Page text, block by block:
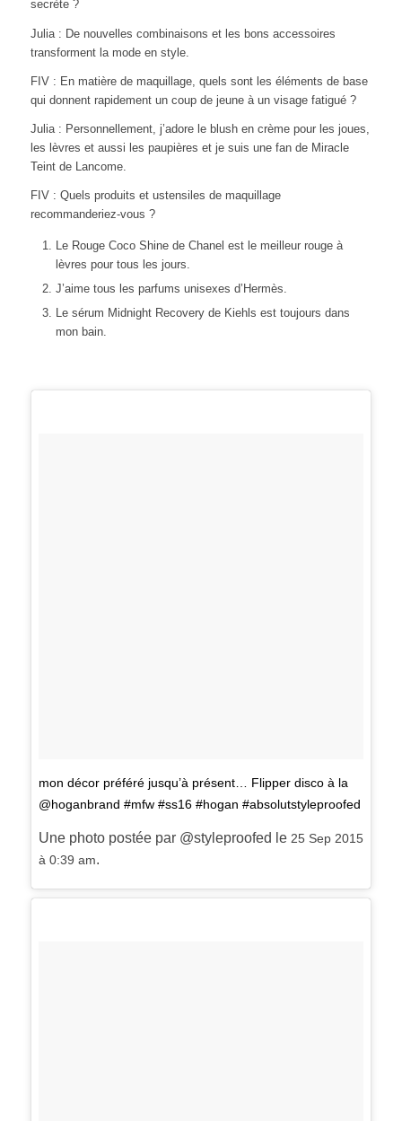
secrète ?
Julia : De nouvelles combinaisons et les bons accessoires
transforment la mode en style.
FIV : En matière de maquillage, quels sont les éléments de base
qui donnent rapidement un coup de jeune à un visage fatigué ?
Julia : Personnellement, j’adore le blush en crème pour les joues,
les lèvres et aussi les paupières et je suis une fan de Miracle
Teint de Lancome.
FIV : Quels produits et ustensiles de maquillage
recommanderiez-vous ?
Le Rouge Coco Shine de Chanel est le meilleur rouge à
lèvres pour tous les jours.
J’aime tous les parfums unisexes d’Hermès.
Le sérum Midnight Recovery de Kiehls est toujours dans
mon bain.
mon décor préféré jusqu’à présent… Flipper disco à la
@hoganbrand #mfw #ss16 #hogan #absolutstyleproofed
Une photo postée par @styleproofed le 25 Sep 2015
à 0:39 am.